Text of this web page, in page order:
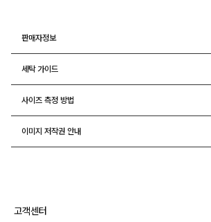
판매자정보
세탁 가이드
사이즈 측정 방법
이미지 저작권 안내
고객센터